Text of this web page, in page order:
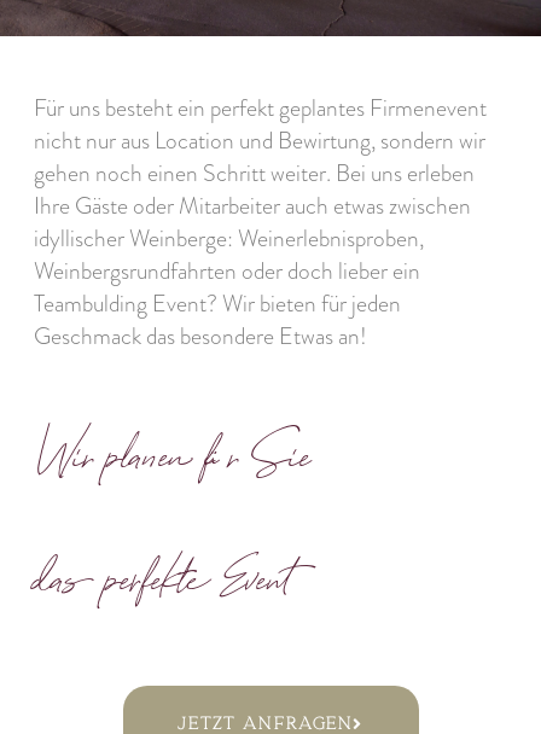
Für uns besteht ein perfekt geplantes Firmenevent
nicht nur aus Location und Bewirtung, sondern wir
gehen noch einen Schritt weiter. Bei uns erleben
Ihre Gäste oder Mitarbeiter auch etwas zwischen
idyllischer Weinberge: Weinerlebnisproben,
Weinbergsrundfahrten oder doch lieber ein
Teambulding Event? Wir bieten für jeden
Geschmack das besondere Etwas an!
Wir planen für Sie
das perfekte Event
Jetzt anfragen